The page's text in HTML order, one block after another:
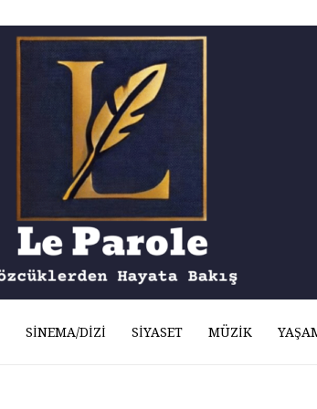
SINEMA/DIZI SIYASET MÜZIK